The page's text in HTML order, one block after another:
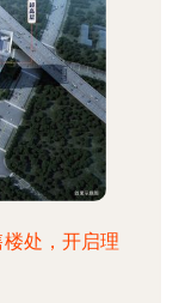
处，开启理